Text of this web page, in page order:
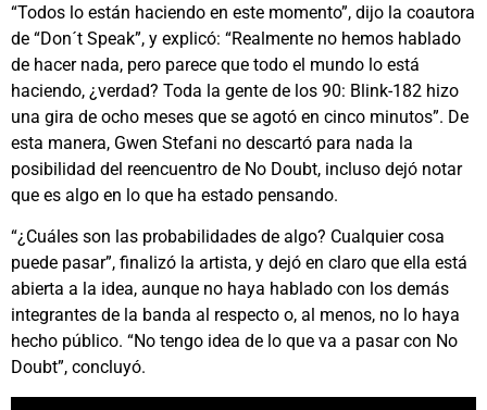
“Todos lo están haciendo en este momento”, dijo la coautora
de “Don´t Speak”, y explicó: “Realmente no hemos hablado
de hacer nada, pero parece que todo el mundo lo está
haciendo, ¿verdad? Toda la gente de los 90: Blink-182 hizo
una gira de ocho meses que se agotó en cinco minutos”. De
esta manera, Gwen Stefani no descartó para nada la
posibilidad del reencuentro de No Doubt, incluso dejó notar
que es algo en lo que ha estado pensando.
“¿Cuáles son las probabilidades de algo? Cualquier cosa
puede pasar”, finalizó la artista, y dejó en claro que ella está
abierta a la idea, aunque no haya hablado con los demás
integrantes de la banda al respecto o, al menos, no lo haya
hecho público. “No tengo idea de lo que va a pasar con No
Doubt”, concluyó.